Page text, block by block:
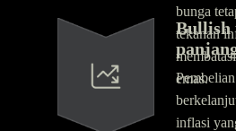
bunga
tekanan
emas.
Bullish
inflasi